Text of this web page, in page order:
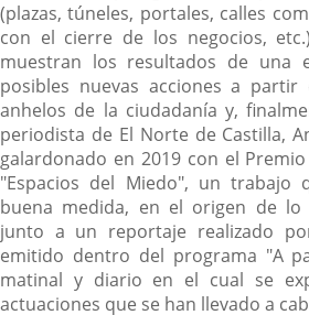
(plazas, túneles, portales, calles
con el cierre de los negocios,
muestran los resultados de una
posibles nuevas acciones a partir
anhelos de la ciudadanía y,
periodista de El Norte de Castilla,
galardonado en 2019 con el
"Espacios del Miedo", un trabajo
buena medida, en el origen de
junto a un reportaje realizado
emitido dentro del programa "A
matinal y diario en el cual se
actuaciones que se han llevado a